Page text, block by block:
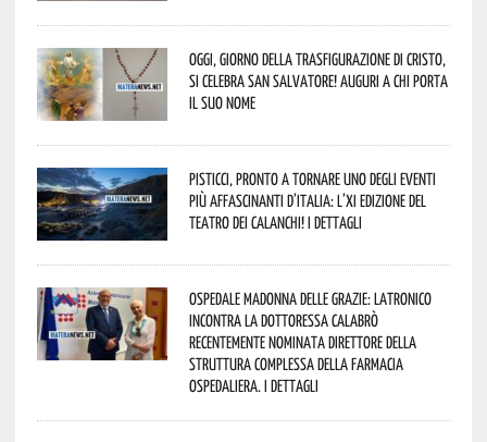
Oggi, giorno della Trasfigurazione di Cristo,
si celebra San Salvatore! Auguri a chi porta
il suo nome
Pisticci, pronto a tornare uno degli eventi
più affascinanti d’Italia: l’XI edizione del
Teatro dei Calanchi! I dettagli
Ospedale Madonna delle Grazie: Latronico
incontra la dottoressa Calabrò
recentemente nominata Direttore della
Struttura Complessa della Farmacia
Ospedaliera. I dettagli